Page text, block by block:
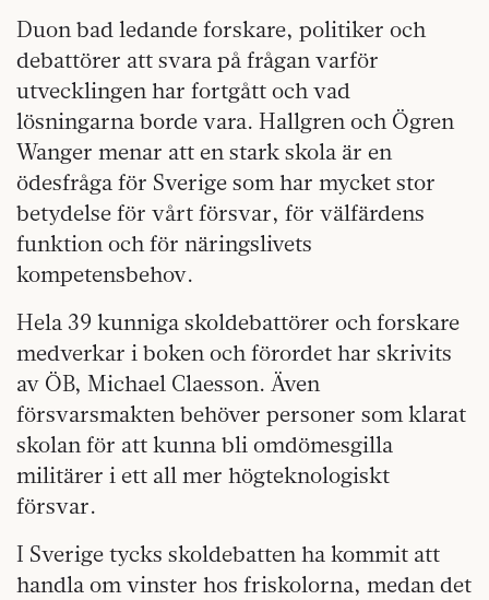
Duon bad ledande forskare, politiker och
debattörer att svara på frågan varför
utvecklingen har fortgått och vad
lösningarna borde vara. Hallgren och Ögren
Wanger menar att en stark skola är en
ödesfråga för Sverige som har mycket stor
betydelse för vårt försvar, för välfärdens
funktion och för näringslivets
kompetensbehov.
Hela 39 kunniga skoldebattörer och forskare
medverkar i boken och förordet har skrivits
av ÖB, Michael Claesson. Även
försvarsmakten behöver personer som klarat
skolan för att kunna bli omdömesgilla
militärer i ett all mer högteknologiskt
försvar.
I Sverige tycks skoldebatten ha kommit att
handla om vinster hos friskolorna, medan det